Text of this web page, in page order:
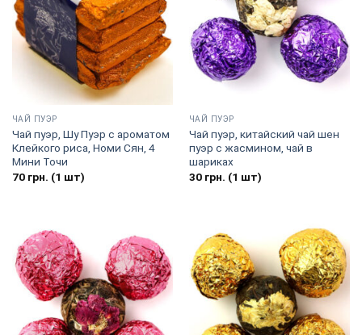
ЧАЙ ПУЭР
Чай пуэр, Шу Пуэр с ароматом
Клейкого риса, Номи Сян, 4
Мини Точи
70грн. (1 шт)
ЧАЙ ПУЭР
Чай пуэр, китайский чай шен
пуэр с жасмином, чай в
шариках
30грн. (1 шт)